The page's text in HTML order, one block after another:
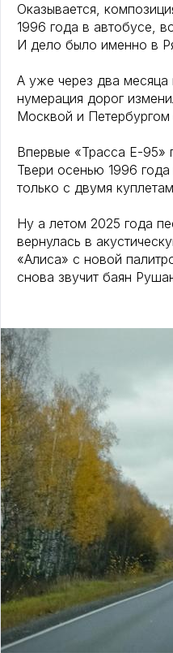
Оказывается,
1996 года в автобусе,
И дело было именно в
А уже через два месяца
нумерация дорог
Москвой и Петербургом
Впервые «Трасса Е-95»
Твери осенью 1996
только с двумя
Ну а летом 2025 года
вернулась в
«Алиса» с новой
снова звучит баян